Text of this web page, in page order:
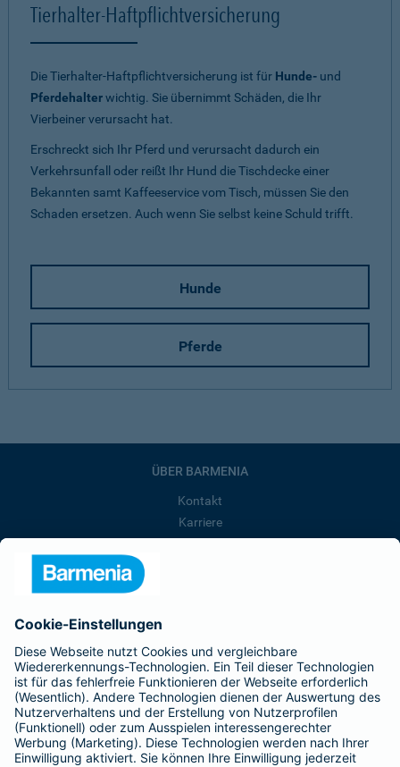
Tierhalter-Haftpflichtversicherung
Die Tierhalter-Haftpflichtversicherung ist für Hunde- und
Pferdehalterwichtig. Sie übernimmt Schäden, die Ihr
Vierbeiner verursacht hat.
Erschreckt sich Ihr Pferd und verursacht dadurch ein
Verkehrsunfall oder reißt Ihr Hund die Tischdecke einer
Bekannten samt Kaffeeservice vom Tisch, müssen Sie den
Schaden ersetzen. Auch wenn Sie selbst keine Schuld trifft.
Hunde
Pferde
ÜBER BARMENIA
Kontakt
Karriere
Barmenia ist Teil der BarmeniaGothaer
BELIEBTE SEITEN
Kranken-Zusatzversicherung
Tierversicherungen
Haftpflichtversicherung
Hausratversicherung